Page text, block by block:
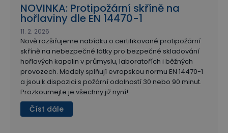
NOVINKA: Protipožární skříně na
hořlaviny dle EN 14470-1
Nově rozšiřujeme nabídku o certifikované protipožární
skříně na nebezpečné látky pro bezpečné skladování
hořlavých kapalin v průmyslu, laboratořích i běžných
provozech. Modely splňují evropskou normu EN 14470-1
a jsou k dispozici s požární odolností 30 nebo 90 minut.
Prozkoumejte je všechny již nyní!
11. 2. 2026
Číst dále